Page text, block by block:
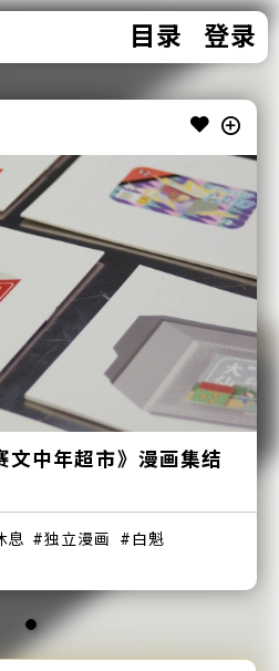
目录 登录
文中年超市》漫画集结
息 独立漫画
白魁